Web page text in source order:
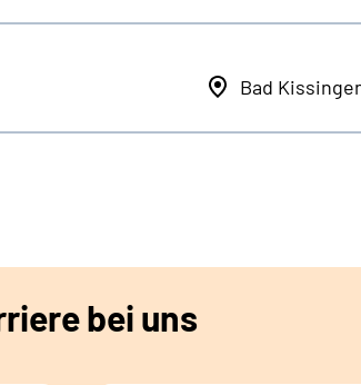
Bad
bei uns